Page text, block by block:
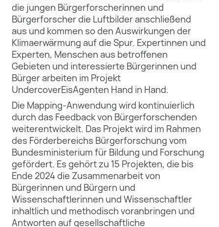
die jungen Bürgerforscherinnen und
Bürgerforscher die Luftbilder anschließend
aus und kommen so den Auswirkungen der
Klimaerwärmung auf die Spur. Expertinnen und
Experten, Menschen aus betroffenen
Gebieten und interessierte Bürgerinnen und
Bürger arbeiten im Projekt
UndercoverEisAgenten Hand in Hand.
Die Mapping-Anwendung wird kontinuierlich
durch das Feedback von Bürgerforschenden
weiterentwickelt. Das Projekt wird im Rahmen
des Förderbereichs Bürgerforschung vom
Bundesministerium für Bildung und Forschung
gefördert. Es gehört zu 15 Projekten, die bis
Ende 2024 die Zusammenarbeit von
Bürgerinnen und Bürgern und
Wissenschaftlerinnen und Wissenschaftler
inhaltlich und methodisch voranbringen und
Antworten auf gesellschaftliche